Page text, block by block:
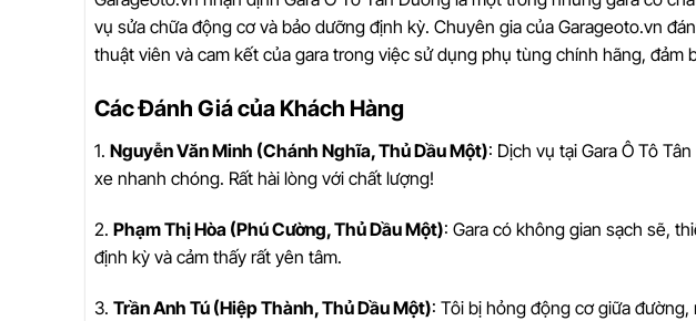
vụ sửa chữa động cơ và bảo dưỡng định kỳ. Chuyên gia của Garageoto.vn
thuật viên và cam kết của gara trong việc sử dụng phụ tùng chính hãng, đảm
Các Đánh Giá của Khách Hàng
1. Nguyễn Văn Minh (Chánh Nghĩa, Thủ Dầu Một): Dịch vụ tại Gara Ô Tô
xe nhanh chóng. Rất hài lòng với chất lượng!
2. Phạm Thị Hòa (Phú Cường, Thủ Dầu Một): Gara có không gian sạch sẽ,
định kỳ và cảm thấy rất yên tâm.
3. Trần Anh Tú (Hiệp Thành, Thủ Dầu Một): Tôi bị hỏng động cơ giữa